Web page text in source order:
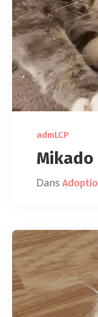
admLCP
Mikado
Dans